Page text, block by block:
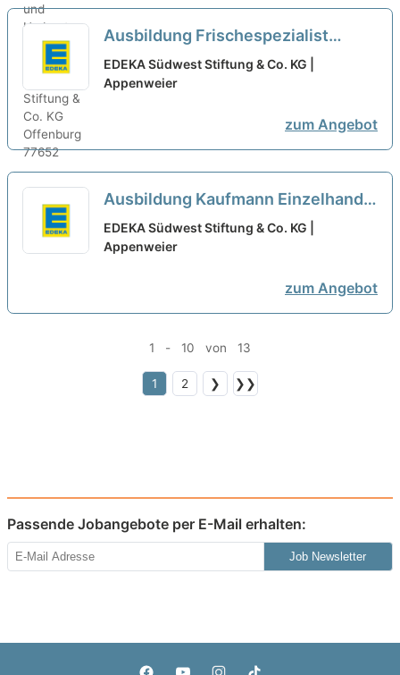
Ausbildung Frischespezialist
(m/w/d) - 2026 neu
EDEKA Südwest Stiftung & Co. KG |
Appenweier
zum Angebot
Ausbildung Kaufmann Einzelhandel
(m/w/d) - 2026 neu
EDEKA Südwest Stiftung & Co. KG |
Appenweier
zum Angebot
1 - 10 von 13
1 2 ❯ ❯❯
Passende Jobangebote per E-Mail erhalten:
Job Newsletter